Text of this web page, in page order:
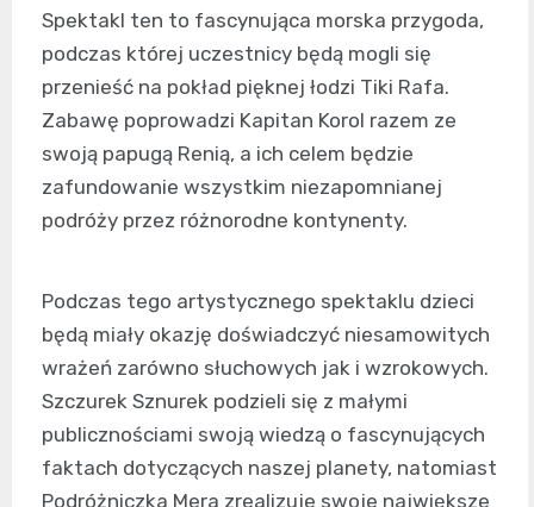
Spektakl ten to fascynująca morska przygoda,
podczas której uczestnicy będą mogli się
przenieść na pokład pięknej łodzi Tiki Rafa.
Zabawę poprowadzi Kapitan Korol razem ze
swoją papugą Renią, a ich celem będzie
zafundowanie wszystkim niezapomnianej
podróży przez różnorodne kontynenty.
Podczas tego artystycznego spektaklu dzieci
będą miały okazję doświadczyć niesamowitych
wrażeń zarówno słuchowych jak i wzrokowych.
Szczurek Sznurek podzieli się z małymi
publicznościami swoją wiedzą o fascynujących
faktach dotyczących naszej planety, natomiast
Podróżniczka Mera zrealizuje swoje największe